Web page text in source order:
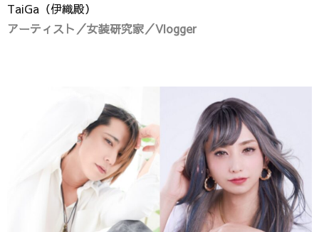
TaiGa（伊織殿）
アーティスト／女装研究家／Vlogger